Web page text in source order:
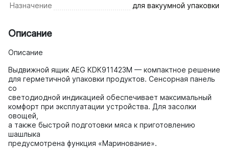
Назначение
для вакуумной упаковки
Описание
Описание
Выдвижной ящик AEG KDK911423M — компактное решение
для герметичной упаковки продуктов. Сенсорная панель
со
светодиодной индикацией обеспечивает максимальный
комфорт при эксплуатации устройства. Для засолки
овощей,
а также быстрой подготовки мяса к приготовлению
шашлыка
предусмотрена функция «Маринование».